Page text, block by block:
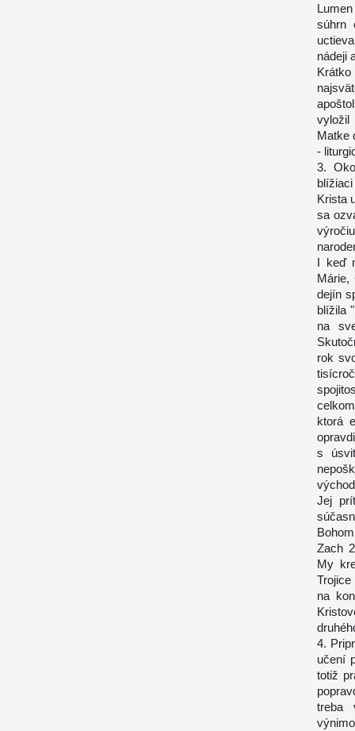
súhrn
nádeji
vyložil
Matke
-
3.
Krista
sa
I keď
Márie,
dejín
blížila
na
rok
ktorá
s
Jej
Zach
My
na
4.
učení
totiž
treba